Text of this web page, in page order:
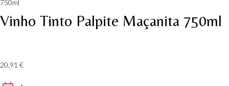
750ml
Vinho Tinto Palpite Maçanita 750ml
20,91 €